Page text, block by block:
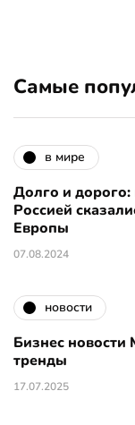
Самые
в мире
Долго и дорого:
Россией
Европы
07.08.2024
новости
Бизнес новости
тренды
17.07.2025